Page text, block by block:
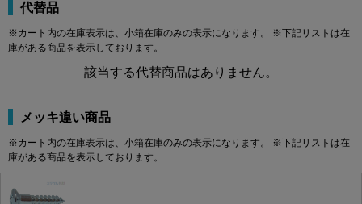
代替品
※カート内の在庫表示は、小箱在庫のみの表示になります。 ※下記リストは在
庫がある商品を表示しております。
該当する代替商品はありません。
メッキ違い商品
※カート内の在庫表示は、小箱在庫のみの表示になります。 ※下記リストは在
庫がある商品を表示しております。